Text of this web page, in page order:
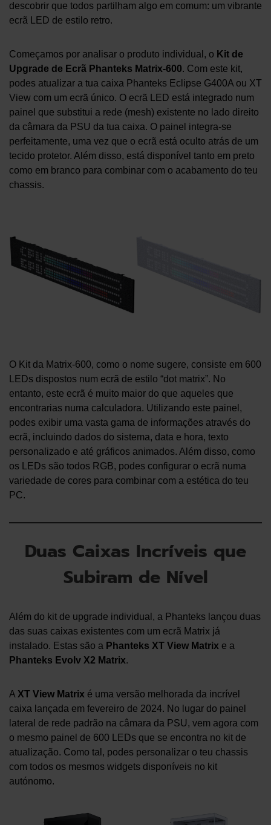
descobrir que todos partilham algo em comum: um vibrante
ecrã LED de estilo retro.
Começamos por analisar o produto individual, o Kit de
Upgrade de Ecrã Phanteks Matrix-600. Com este kit,
podes atualizar a tua caixa Phanteks Eclipse G400A ou XT
View com um ecrã único. O ecrã LED está integrado num
painel que substitui a rede (mesh) existente no lado direito
da câmara da PSU da tua caixa. O painel integra-se
perfeitamente, uma vez que o ecrã está oculto atrás de um
tecido protetor. Além disso, está disponível tanto em preto
como em branco para combinar com o acabamento do teu
chassis.
O Kit da Matrix-600, como o nome sugere, consiste em 600
LEDs dispostos num ecrã de estilo “dot matrix”. No
entanto, este ecrã é muito maior do que aqueles que
encontrarias numa calculadora. Utilizando este painel,
podes exibir uma vasta gama de informações através do
ecrã, incluindo dados do sistema, data e hora, texto
personalizado e até gráficos animados. Além disso, como
os LEDs são todos RGB, podes configurar o ecrã numa
variedade de cores para combinar com a estética do teu
PC.
Duas Caixas Incríveis que
Subiram de Nível
Além do kit de upgrade individual, a Phanteks lançou duas
das suas caixas existentes com um ecrã Matrix já
instalado. Estas são a Phanteks XT View Matrix e a
Phanteks Evolv X2 Matrix.
A XT View Matrix é uma versão melhorada da incrível
caixa lançada em fevereiro de 2024. No lugar do painel
lateral de rede padrão na câmara da PSU, vem agora com
o mesmo painel de 600 LEDs que se encontra no kit de
atualização. Como tal, podes personalizar o teu chassis
com todos os mesmos widgets disponíveis no kit
autónomo.